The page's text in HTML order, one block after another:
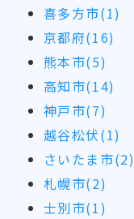
喜多方市(1)
京都府(16)
熊本市(5)
高知市(14)
神戸市(7)
越谷松伏(1)
さいたま市(2)
札幌市(2)
士別市(1)